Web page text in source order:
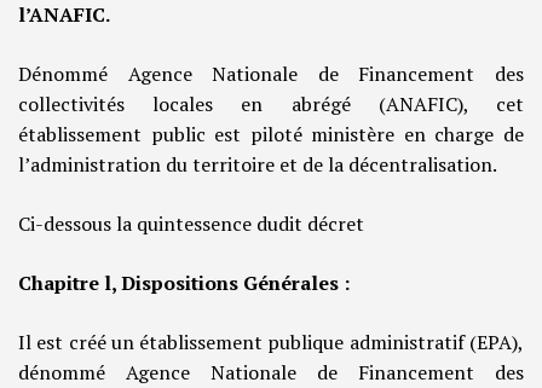
l’ANAFIC.
Dénommé Agence Nationale de Financement des
collectivités locales en abrégé (ANAFIC), cet
établissement public est piloté ministère en charge de
l’administration du territoire et de la décentralisation.
Ci-dessous la quintessence dudit décret
Chapitre l, Dispositions Générales :
Il est créé un établissement publique administratif (EPA),
dénommé Agence Nationale de Financement des